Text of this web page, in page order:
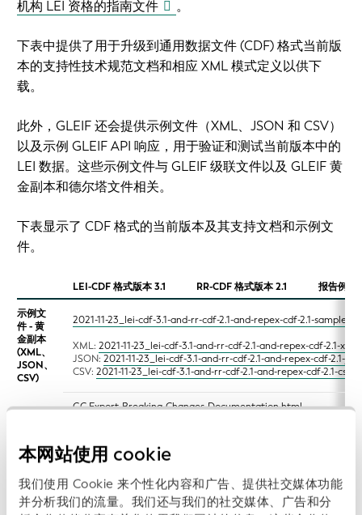
本网站使用 cookie
我们使用 Cookie 来个性化内容和广告、提供社交媒体功能
并分析我们的流量。我们还与我们的社交媒体、广告和分
机构 LEI 资格的指南文件
。
下表中提供了用于升级到通用数据文件 (CDF) 格式当前版
本的支持性技术规范文档和相应 XML 模式定义以供下
载。
此外，GLEIF 还会提供示例文件（XML、JSON 和 CSV）
以及示例 GLEIF API 响应，用于验证和测试当前版本中的
LEI 数据。这些示例文件与 GLEIF 级联文件以及 GLEIF 黄
金副本和德尔塔文件相关。
下表显示了 CDF 格式的当前版本及其支持文档和示例文
件。
LEI-CDF 格式版本 3.1 RR-CDF 格式版本 2.1 报告例外
示例文
件 - 黄
金副本
(XML、
JSON、
CSV)
2021-11-23_lei-cdf-3.1-and-rr-cdf-2.1-and-repex-cdf-2.1-
XML: 2021-11-23_lei-cdf-3.1-and-rr-cdf-2.1-and-repex-cdf-2.1-
JSON: 2021-11-23_lei-cdf-3.1-and-rr-cdf-2.1-and-repex-cdf-2.1-
CSV: 2021-11-23_lei-cdf-3.1-and-rr-cdf-2.1-and-repex-cdf-2.1-csv-
GC-Export-Breaking-Changes-Documentation.html
黄金副本文件中可能出现的一些重大变更以及相应的解决方案。
示例文
final.zip
2022-02-09_lei-cdf-3.1-and-rr-cdf-2.1-and-repex-cdf-2.1-xml-